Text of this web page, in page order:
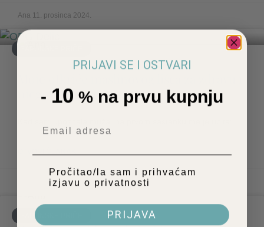
Ana 11. prosinca 2024.
njegovanu kožu
7. ožujka 2024.
SAPUNSKE PRIČE
PRIJAVI SE I OSTVARI
- 10 % na prvu kupnju
Privatnost
Pročitao/la sam i prihvaćam
izjavu o privatnosti
PRIJAVA